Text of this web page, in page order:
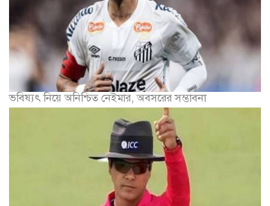
ভবিষ্যৎ নিয়ে অনিশ্চিত নেইমার, অবসরের সম্ভাবনা